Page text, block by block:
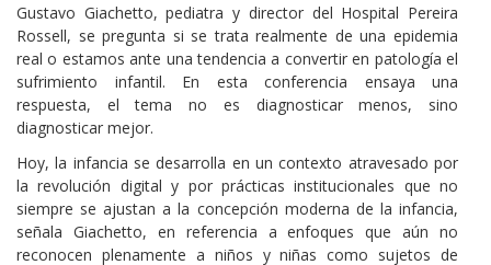
Gustavo Giachetto, pediatra y director del Hospital Pereira
Rossell, se pregunta si se trata realmente de una epidemia
real o estamos ante una tendencia a convertir en patología el
sufrimiento infantil. En esta conferencia ensaya una
respuesta, el tema no es diagnosticar menos, sino
diagnosticar mejor.
Hoy, la infancia se desarrolla en un contexto atravesado por
la revolución digital y por prácticas institucionales que no
siempre se ajustan a la concepción moderna de la infancia,
señala Giachetto, en referencia a enfoques que aún no
reconocen plenamente a niños y niñas como sujetos de